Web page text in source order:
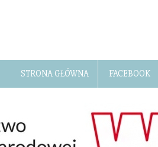
STRONA GŁÓWNA FACEBOOK